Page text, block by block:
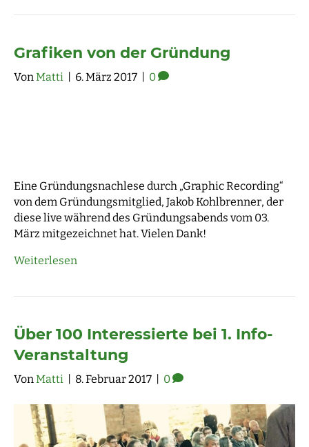
Grafiken von der Gründung
VonMatti | 6. März 2017 | 0
Eine Gründungsnachlese durch „Graphic Recording“
von dem Gründungsmitglied, Jakob Kohlbrenner, der
diese live während des Gründungsabends vom 03.
März mitgezeichnet hat. Vielen Dank!
Weiterlesen
Über 100 Interessierte bei 1. Info-
Veranstaltung
VonMatti 8. Februar 2017 0